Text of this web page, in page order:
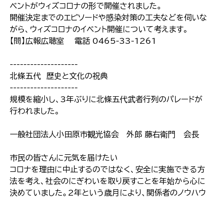
ベントがウィズコロナの形で開催されました。
開催決定までのエピソードや感染対策の工夫などを伺いな
がら、ウィズコロナのイベント開催について考えます。
【問】広報広聴室 電話 0465-33-1261
--------------------
北條五代 歴史と文化の祝典
--------------------
規模を縮小し、3年ぶりに北條五代武者行列のパレードが
行われました。
一般社団法人小田原市観光協会 外郎 藤右衛門 会長
市民の皆さんに元気を届けたい
コロナを理由に中止するのではなく、安全に実施できる方
法を考え、社会のにぎわいを取り戻すことを年始から心に
決めていました。2年という歳月により、関係者のノウハウ